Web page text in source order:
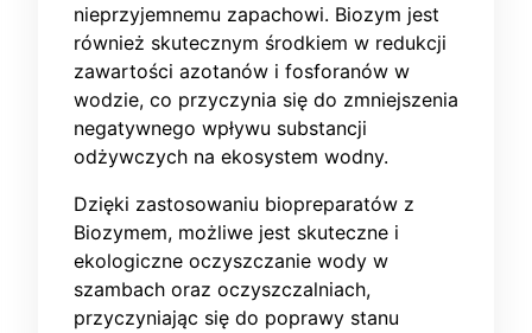
nieprzyjemnemu zapachowi. Biozym jest
również skutecznym środkiem w redukcji
zawartości azotanów i fosforanów w
wodzie, co przyczynia się do zmniejszenia
negatywnego wpływu substancji
odżywczych na ekosystem wodny.
Dzięki zastosowaniu biopreparatów z
Biozymem, możliwe jest skuteczne i
ekologiczne oczyszczanie wody w
szambach oraz oczyszczalniach,
przyczyniając się do poprawy stanu